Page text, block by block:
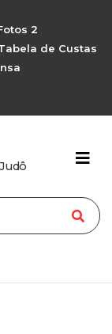
2
de Custas